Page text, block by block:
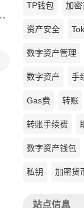
TP钱包 加密
资产安全
数字资产管理
数字资产 手
Gas费 转账
转账手续费
数字资产钱包
私钥 加密货
站点信息